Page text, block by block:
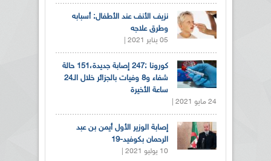
نزيف الأنف عند الأطفال: أسبابه
وطرق علاجه
05 يناير 2021 |
كورونا :247 إصابة جديدة،151 حالة
شفاء و8 وفيات بالجزائر خلال الـ24
ساعة الأخيرة
24 مايو 2021 |
إصابة الوزير الأول أيمن بن عبد
الرحمان بكوفيد-19
10 يوليو 2021 |